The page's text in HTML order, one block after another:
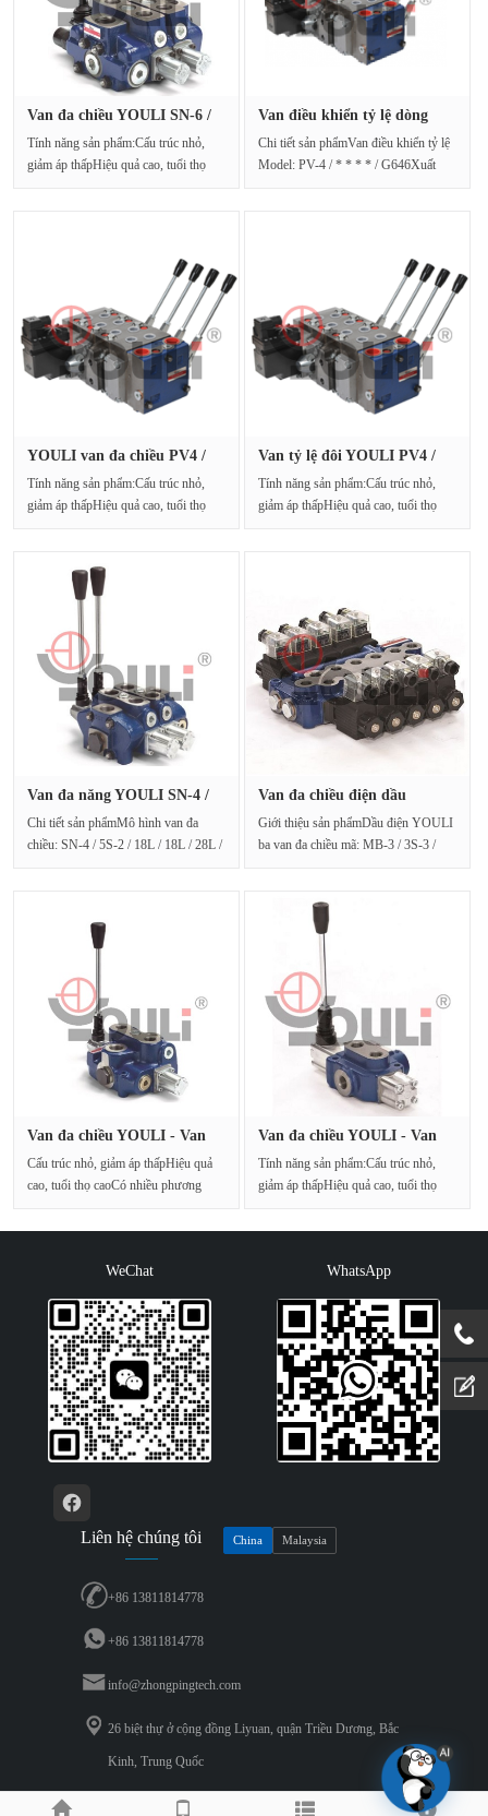
Van đa chiều YOULI SN-6 /
Tính năng sản phẩm:Cấu trúc nhỏ,
giảm áp thấpHiệu quả cao, tuổi thọ
Van điều khiển tỷ lệ dòng
Chi tiết sản phẩmVan điều khiển tỷ lệ
Model: PV-4 / * * * * / G646Xuất
YOULI van đa chiều PV4 /
Tính năng sản phẩm:Cấu trúc nhỏ,
giảm áp thấpHiệu quả cao, tuổi thọ
Van tỷ lệ đôi YOULI PV4 /
Tính năng sản phẩm:Cấu trúc nhỏ,
giảm áp thấpHiệu quả cao, tuổi thọ
Van đa năng YOULI SN-4 /
Chi tiết sản phẩmMô hình van đa
chiều: SN-4 / 5S-2 / 18L / 18L / 28L /
Van đa chiều điện dầu
Giới thiệu sản phẩmDầu điện YOULI
ba van đa chiều mã: MB-3 / 3S-3 /
Van đa chiều YOULI - Van
Cấu trúc nhỏ, giảm áp thấpHiệu quả
cao, tuổi thọ caoCó nhiều phương
Van đa chiều YOULI - Van
Tính năng sản phẩm:Cấu trúc nhỏ,
giảm áp thấpHiệu quả cao, tuổi thọ
WeChat WhatsApp
Liên hệ chúng tôi China Malaysia
+86 13811814778
+86 13811814778
info@zhongpingtech.com
26 biệt thự ở cộng đồng Liyuan, quận Triều Dương, Bắc
Kinh, Trung Quốc